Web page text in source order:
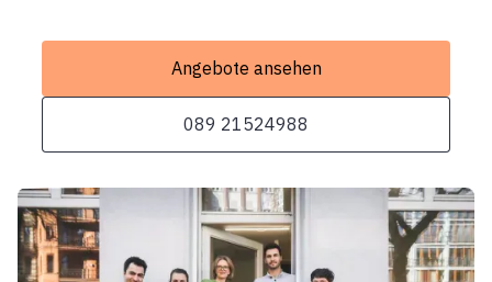
Angebote ansehen
089 21524988